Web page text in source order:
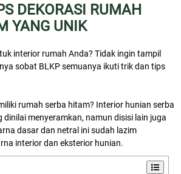
DEKORASI RUMAH
YANG UNIK
interior rumah Anda? Tidak ingin tampil
sobat BLKP semuanya ikuti trik dan tips
rumah serba hitam? Interior hunian serba
dinilai menyeramkan, namun disisi lain juga
dasar dan netral ini sudah lazim
interior dan eksterior hunian.